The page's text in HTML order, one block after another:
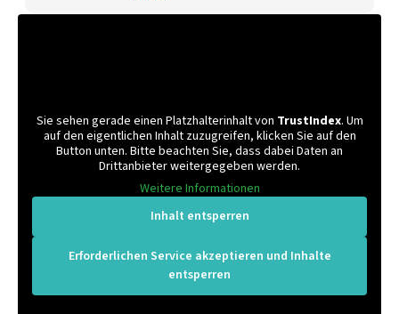
Sie sehen gerade einen Platzhalterinhalt von TrustIndex. Um
auf den eigentlichen Inhalt zuzugreifen, klicken Sie auf den
Button unten. Bitte beachten Sie, dass dabei Daten an
Drittanbieter weitergegeben werden.
Weitere Informationen
Inhalt entsperren
Erforderlichen Service akzeptieren und Inhalte
entsperren